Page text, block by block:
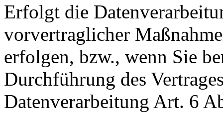
Erfolgt die
vorvertraglicher
erfolgen, bzw., wenn Sie
Durchführung des
Datenverarbeitung Art. 6